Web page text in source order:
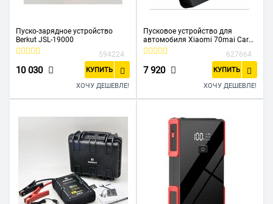
Пуско-зарядное устройство
Berkut JSL-19000
594224
10 030 КУПИТЬ
ХОЧУ ДЕШЕВЛЕ!
Пусковое устройство для
автомобиля Xiaomi 70mai Car
Emergency Start Power MAX
627664
7 920 КУПИТЬ
ХОЧУ ДЕШЕВЛЕ!